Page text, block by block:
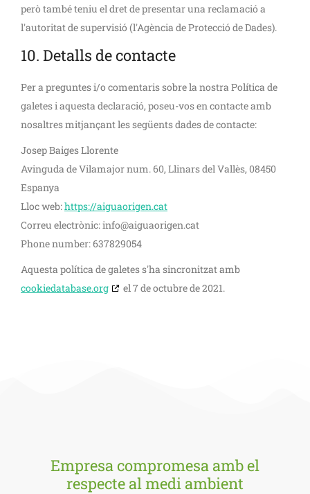
però també teniu el dret de presentar una reclamació a
l'autoritat de supervisió (l'Agència de Protecció de Dades).
10. Detalls de contacte
Per a preguntes i/o comentaris sobre la nostra Política de
galetes i aquesta declaració, poseu-vos en contacte amb
nosaltres mitjançant les següents dades de contacte:
Josep Baiges Llorente
Avinguda de Vilamajor num. 60, Llinars del Vallès, 08450
Espanya
Lloc web:https://aiguaorigen.cat
Correu electrònic:info@aiguaorigen.cat
Phone number: 637829054
Aquesta política de galetes s'ha sincronitzat amb
cookiedatabase.org
el 7 de octubre de 2021.
Empresa compromesa amb el
respecte al medi ambient